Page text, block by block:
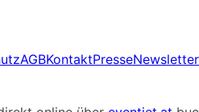
AGBKontaktPresseNewsletter